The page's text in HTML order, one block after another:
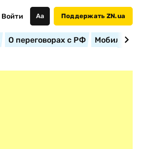
Войти Аа Поддержать ZN.ua
О переговорах с РФ